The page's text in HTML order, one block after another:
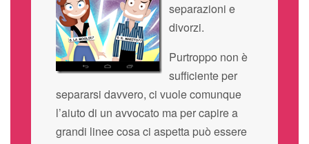
separazioni e
divorzi.
Purtroppo non è
sufficiente per
separarsi davvero, ci vuole comunque
l’aiuto di un avvocato ma per capire a
grandi linee cosa ci aspetta può essere